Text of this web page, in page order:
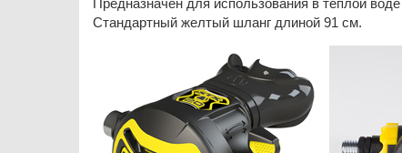
Стандартный желтый шланг длиной 91 см.